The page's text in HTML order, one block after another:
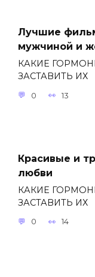
Лучшие
мужчиной и
КАКИЕ
ЗАСТАВИТЬ ИХ
0 13
Красивые и
любви
КАКИЕ
ЗАСТАВИТЬ ИХ
0 14